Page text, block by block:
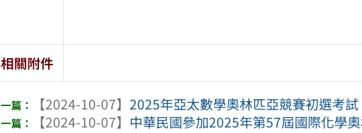
相關附件
【2024-10-07】2025年亞太數學奧林匹亞競賽初選考試
【2024-10-07】 中華民國參加2025年第57屆國際化學